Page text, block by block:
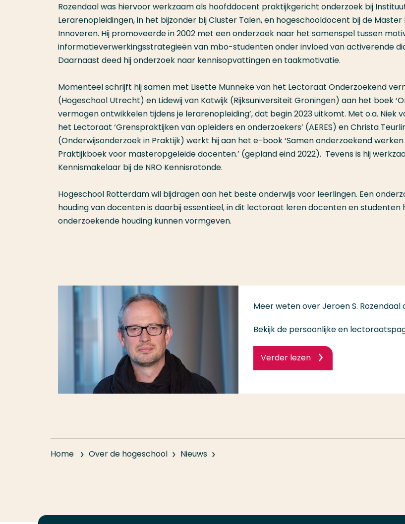
Rozendaal was hiervoor werkzaam als hoofddocent praktijkgericht onderzoek bij
Lerarenopleidingen, in het bijzonder bij Cluster Talen, en hogeschooldocent bij de Master
Innoveren. Hij promoveerde in 2002 met een onderzoek naar het samenspel tussen
informatieverwerkingsstrategieën van mbo-studenten onder invloed van activerende
Daarnaast deed hij onderzoek naar kennisopvattingen en taakmotivatie.
Momenteel schrijft hij samen met Lisette Munneke van het Lectoraat Onderzoekend
(Hogeschool Utrecht) en Lidewij van Katwijk (Rijksuniversiteit Groningen) aan het boek
vermogen ontwikkelen tijdens je lerarenopleiding’, dat begin 2023 uitkomt. Met o.a. Niek
het Lectoraat ‘Grenspraktijken van opleiders en onderzoekers’ (AERES) en Christa
(Onderwijsonderzoek in Praktijk) werkt hij aan het e-book ‘Samen onderzoekend
Praktijkboek voor masteropgeleide docenten.’ (gepland eind 2022). Tevens is hij
Kennismakelaar bij de NRO Kennisrotonde.
Hogeschool Rotterdam wil bijdragen aan het beste onderwijs voor leerlingen. Een
houding van docenten is daarbij essentieel, in dit lectoraat leren docenten en studenten
onderzoekende houding kunnen vormgeven.
Meer weten over Jeroen S.
Bekijk de persoonlijke en
Verder lezen
Home Over de hogeschool Nieuws